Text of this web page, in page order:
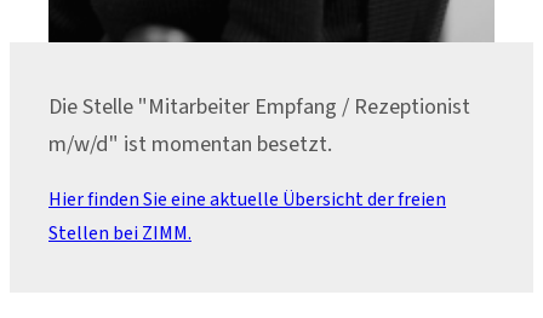
Die Stelle "Mitarbeiter Empfang / Rezeptionist
m/w/d" ist momentan besetzt.
Hier finden Sie eine aktuelle Übersicht der freien
Stellen bei ZIMM.